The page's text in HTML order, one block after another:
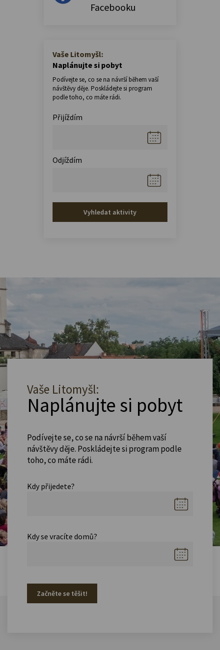
Facebooku
Vaše Litomyšl:
Naplánujte si pobyt
Podívejte se, co se na návrší během vaší
návštěvy děje. Poskládejte si program
podle toho, co máte rádi.
Přijíždím
Odjíždím
Vyhledat aktivity
Vaše Litomyšl:
Naplánujte si pobyt
Podívejte se, co se na návrší během vaší
návštěvy děje. Poskládejte si program podle
toho, co máte rádi.
Kdy přijedete?
Kdy se vracíte domů?
Začněte se těšit!